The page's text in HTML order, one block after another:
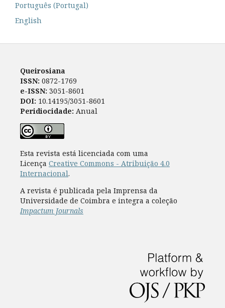
Português (Portugal)
English
Queirosiana
ISSN: 0872-1769
e-ISSN: 3051-8601
DOI: 10.14195/3051-8601
Peridiocidade: Anual
Esta revista está licenciada com uma
Licença Creative Commons - Atribuição 4.0
Internacional.
A revista é publicada pela Imprensa da
Universidade de Coimbra e integra a coleção
Impactum Journals